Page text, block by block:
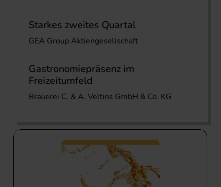
Starkes zweites Quartal
GEA Group Aktiengesellschaft
Gastronomiepräsenz im
Freizeitumfeld
Brauerei C. & A. Veltins GmbH & Co. KG